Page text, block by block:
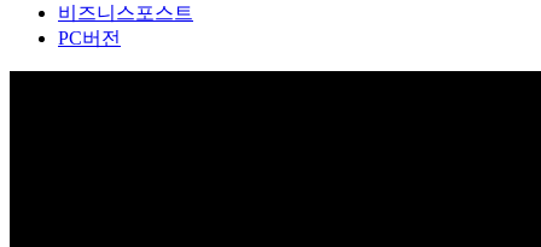
비즈니스포스트
PC버전